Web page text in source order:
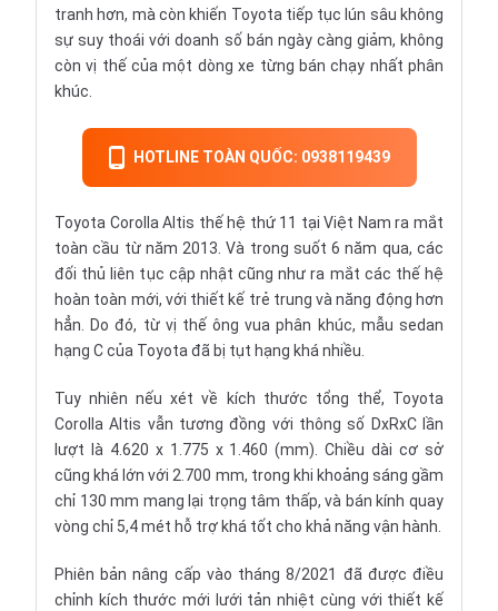
tranh hơn, mà còn khiến Toyota tiếp tục lún sâu không
sự suy thoái với doanh số bán ngày càng giảm, không
còn vị thế của một dòng xe từng bán chạy nhất phân
khúc.
HOTLINE TOÀN QUỐC: 0938119439
Toyota Corolla Altis thế hệ thứ 11 tại Việt Nam ra mắt
toàn cầu từ năm 2013. Và trong suốt 6 năm qua, các
đối thủ liên tục cập nhật cũng như ra mắt các thế hệ
hoàn toàn mới, với thiết kế trẻ trung và năng động hơn
hẳn. Do đó, từ vị thế ông vua phân khúc, mẫu sedan
hạng Ccủa Toyota đã bị tụt hạng khá nhiều.
Tuy nhiên nếu xét về kích thước tổng thể, Toyota
Corolla Altis vẫn tương đồng với thông số DxRxC lần
lượt là 4.620 x 1.775 x 1.460 (mm). Chiều dài cơ sở
cũng khá lớn với 2.700 mm, trong khi khoảng sáng gầm
chỉ 130 mm mang lại trọng tâm thấp, và bán kính quay
vòng chỉ 5,4 mét hỗ trợ khá tốt cho khả năng vận hành.
Phiên bản nâng cấp vào tháng 8/2021 đã được điều
chỉnh kích thước mới lưới tản nhiệt cùng với thiết kế